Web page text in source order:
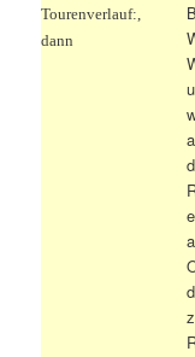
Tourenverlauf:,
dann